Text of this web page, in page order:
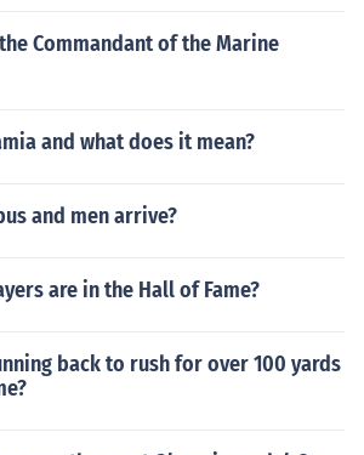
Commandant of the Marine
and what does it mean?
and men arrive?
are in the Hall of Fame?
back to rush for over 100 yards